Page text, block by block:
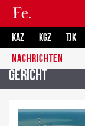
KAZ KGZ TJK
NACHRICHTEN
Gericht